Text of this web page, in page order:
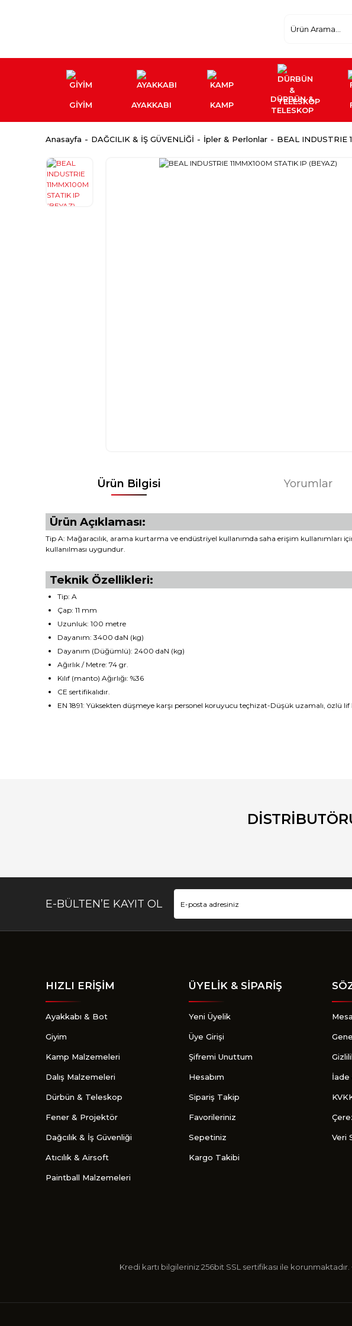
GİYİM AYAKKABI KAMP
DÜRBÜN &
TELESKOP
Anasayfa DAĞCILIK & İŞ GÜVENLİĞİ İpler & Perlonlar BEAL INDUSTRIE
Ürün Bilgisi Yorumlar
Ürün Açıklaması:
Tip A: Mağaracılık, arama kurtarma ve endüstriyel kullanımda saha erişim kullanımları
kullanılması uygundur.
Teknik Özellikleri:
Tip: A
Çap: 11 mm
Uzunluk: 100 metre
Dayanım: 3400 daN (kg)
Dayanım (Düğümlü): 2400 daN (kg)
Ağırlık / Metre: 74 gr.
Kılıf (manto) Ağırlığı: %36
CE sertifikalıdır.
EN 1891: Yüksekten düşmeye karşı personel koruyucu teçhizat-Düşük uzamalı, özlü
E-BÜLTEN’E KAYIT OL
HIZLI ERİŞİM
Ayakkabı & Bot
Giyim
Kamp Malzemeleri
Dalış Malzemeleri
Dürbün & Teleskop
Fener & Projektör
Dağcılık & İş Güvenliği
Atıcılık & Airsoft
Paintball Malzemeleri
ÜYELİK & SİPARİŞ
Yeni Üyelik
Üye Girişi
Şifremi Unuttum
Hesabım
Sipariş Takip
Favorileriniz
Sepetiniz
Kargo Takibi
İade
Veri
Kredi kartı bilgileriniz 256bit SSL sertifikası ile